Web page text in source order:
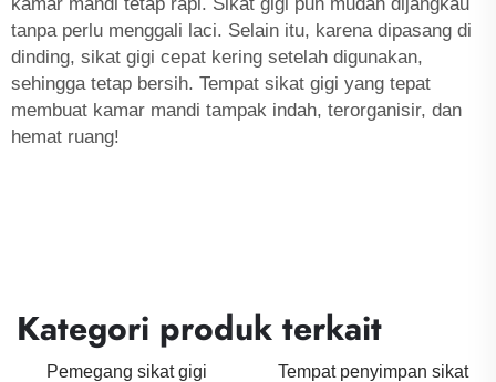
tanpa perlu menggali laci. Selain itu, karena dipasang di
dinding, sikat gigi cepat kering setelah digunakan,
sehingga tetap bersih. Tempat sikat gigi yang tepat
membuat kamar mandi tampak indah, terorganisir, dan
hemat ruang!
Kategori produk terkait
Pemegang sikat gigi
Tempat penyimpan sikat